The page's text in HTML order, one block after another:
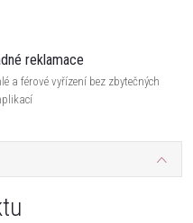
reklamace
a férové vyřízení bez zbytečných